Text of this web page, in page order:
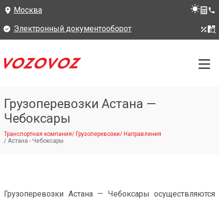
Москва
Электронный документооборот
Грузоперевозки Астана —
Чебоксары
Транспортная компания/ Грузоперевозки/ Направления
/ Астана - Чебоксары
Грузоперевозки Астана — Чебоксары осуществляются